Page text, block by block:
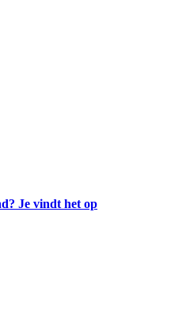
Je vindt het op